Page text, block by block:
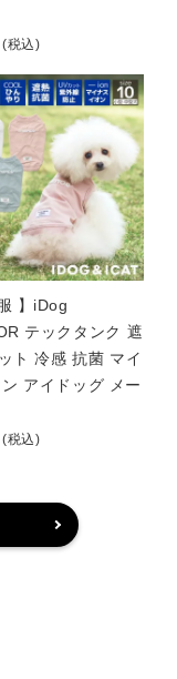
(税込)
】iDog
テックタンク 遮
ト 冷感 抗菌 マイ
アイドッグ メー
(税込)